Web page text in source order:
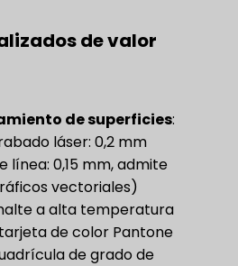
de valor
de superficies​:
láser: 0,2 mm
línea: 0,15 mm, admite
vectoriales)
a alta temperatura
de color Pantone
de grado de